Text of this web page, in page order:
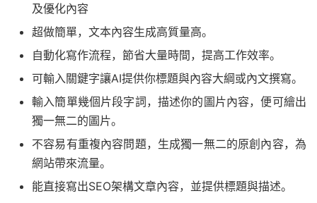
及優化內容
超做簡單，文本內容生成高質量高。
自動化寫作流程，節省大量時間，提高工作效率。
可輸入關鍵字讓AI提供你標題與內容大綱或內文撰寫。
輸入簡單幾個片段字詞，描述你的圖片內容，便可繪出
獨一無二的圖片。
不容易有重複內容問題，生成獨一無二的原創內容，為
網站帶來流量。
能直接寫出SEO架構文章內容，並提供標題與描述。